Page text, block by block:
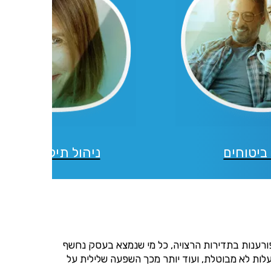
ניהול תיקי
בתדירות הרצויה, כל מי שנמצא בעסק נחשף
לא מבוטלת, ועוד יותר מכך השפעה שלילית על
מסרונים או